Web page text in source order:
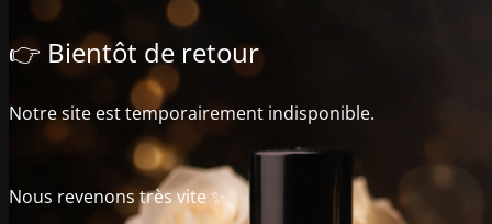
👉 Bientôt de retour
Notre site est temporairement indisponible.
Nous revenons très vite ✨